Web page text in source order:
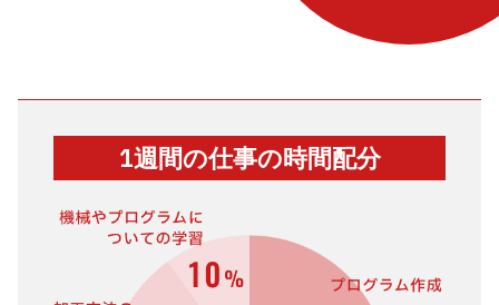
1週間の仕事の時間配分